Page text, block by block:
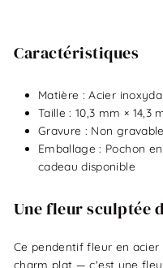
Caractéristiques
Matière : Acier
Taille : 10,3 mm × 14,3
Gravure : Non
Emballage : Pochon
cadeau disponible
Une fleur sculptée
Ce pendentif fleur en
charm plat — c'est une